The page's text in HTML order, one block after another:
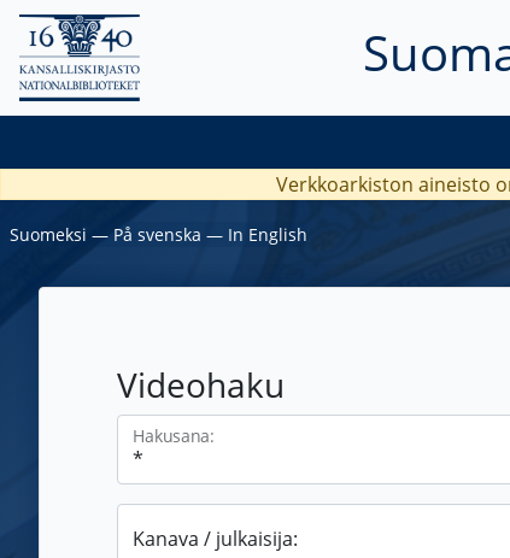
Verkkoarkiston aineisto
Suomeksi ― På svenska ― In English
Videohaku
Hakusana:
Kanava / julkaisija: